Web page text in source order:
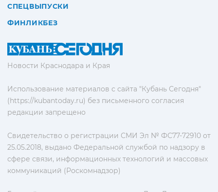
Новости Краснодара и Края
Использование материалов с сайта "Кубань Сегодня"
(https://kubantoday.ru) без письменного согласия
редакции запрещено
Свидетельство о регистрации СМИ Эл № ФС77-72910 от
25.05.2018, выдано Федеральной службой по надзору в
сфере связи, информационных технологий и массовых
коммуникаций (Роскомнадзор)
СПЕЦВЫПУСКИ
ФИНЛИКБЕЗ